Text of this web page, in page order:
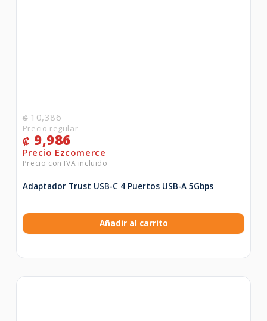
₡10,386
₡ 9,986
Adaptador Trust USB-C 4 Puertos USB-A 5Gbps
Añadir al carrito